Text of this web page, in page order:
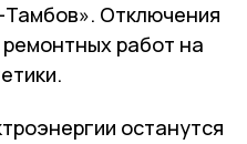
Отключения
работ на
останутся